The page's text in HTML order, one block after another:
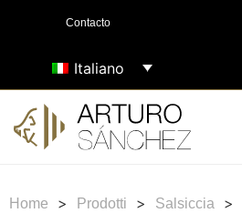
Contacto
Italiano
Home > Prodotti > Salsiccia >